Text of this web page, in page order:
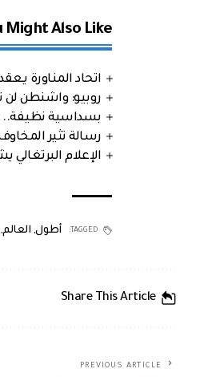
Might Also Like
اتحاد المناورة يعقد
روبيو: واشنطن
بسداسية نظيفة..
رسالة تثير
الإعلام البرتغالي
TAGGED: أطول, العالم,
Share This Article
PREVIOUS ARTICLE